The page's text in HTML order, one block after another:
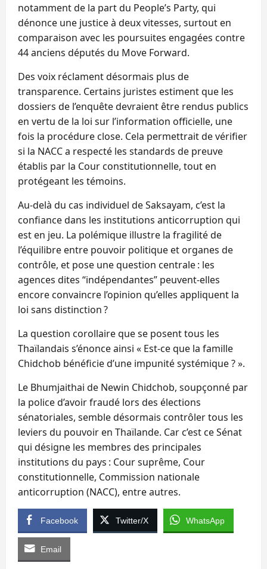
notamment de la part du People’s Party, qui
dénonce une justice à deux vitesses, surtout en
comparaison avec les poursuites engagées contre
44 anciens députés du Move Forward.
Des voix réclament désormais plus de
transparence. Certains juristes estiment que les
dossiers de l’enquête devraient être rendus publics
en vertu de la loi sur l’information officielle, une
fois la procédure close. Cela permettrait de vérifier
si la NACC a respecté les standards de preuve
établis par la Cour constitutionnelle, tout en
protégeant les témoins.
Au‑delà du cas individuel de Saksayam, c’est la
confiance dans les institutions anticorruption qui
est en jeu. La polémique illustre la fragilité de
l’équilibre entre pouvoir politique et organes de
contrôle, et pose une question centrale : les
agences dites “indépendantes” peuvent‑elles
encore convaincre l’opinion qu’elles appliquent la
loi sans distinction ?
La question corollaire que se posent tous les
Thaïlandais s’énonce ainsi « Est-ce que la famille
Chidchob bénéficie d’une impunité systémique ? ».
Le Bhumjaithai de Newin Chidchob, soupçonné par
la police d’avoir fraudé lors des élections
sénatoriales, semble désormais contrôler tous les
leviers du pouvoir en Thaïlande. Car c’est ce Sénat
qui désigne les membres des principales
institutions du pays : Cour suprême, Cour
constitutionnelle, Commission nationale
anticorruption (NACC), entre autres.
Facebook Twitter/X WhatsApp
Email